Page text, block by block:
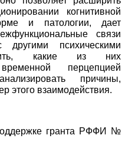
когнитивной
и патологии, дает
связи
психическими
какие из них
перцепцией
причины,
этого взаимодействия.
гранта РФФИ №